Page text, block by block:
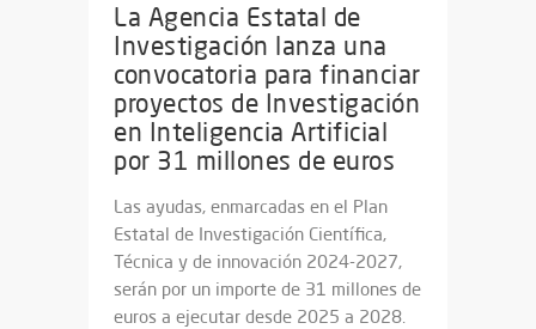
La Agencia Estatal de
Investigación lanza una
convocatoria para financiar
proyectos de Investigación
en Inteligencia Artificial
por 31 millones de euros
Las ayudas, enmarcadas en el Plan
Estatal de Investigación Científica,
Técnica y de innovación 2024-2027,
serán por un importe de 31 millones de
euros a ejecutar desde 2025 a 2028.